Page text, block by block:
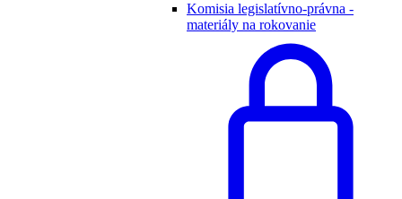
Komisia legislatívno-právna -
materiály na rokovanie